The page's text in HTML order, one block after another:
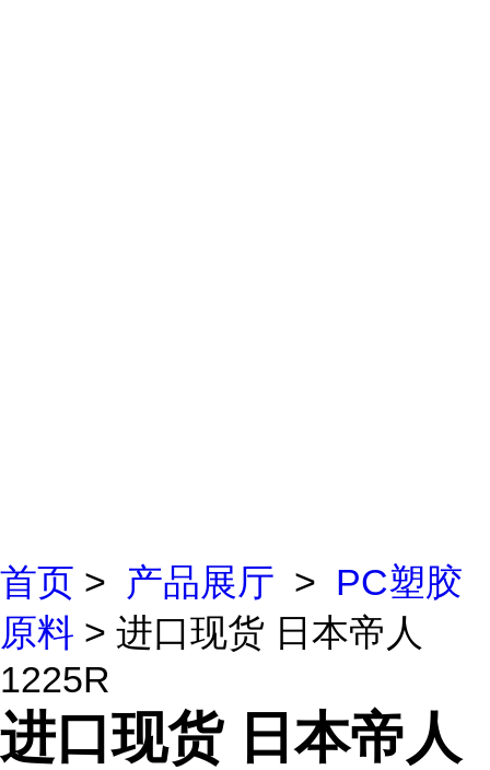
首页 > 产品展厅 > PC塑胶
原料 > 进口现货 日本帝人
1225R
进口现货 日本帝人